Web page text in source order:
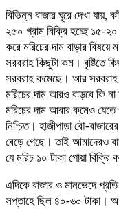
বিভিন্ন বাজার ঘুরে দেখা
২৫০ গ্রাম বিক্রি হচ্ছে ১৫-
করে মরিচের দাম বাড়ার
সরবরাহ কিছুটা কম। বৃষ্টিতে
সরবরাহ কমেছে। আর সরবরাহ
মরিচের দাম আরও বাড়বে কি
মরিচের দাম আবার কমেও যেতে
নিশ্চিত। হাজীপাড়া বৌ-
বেড়ে গেছে। তাই আমাদেরও
যে মরিচ ১০ টাকা পোয়া
এদিকে বাজার ও মানভেদে
সপ্তাহে ছিল ৪০-৬০ টাকা।